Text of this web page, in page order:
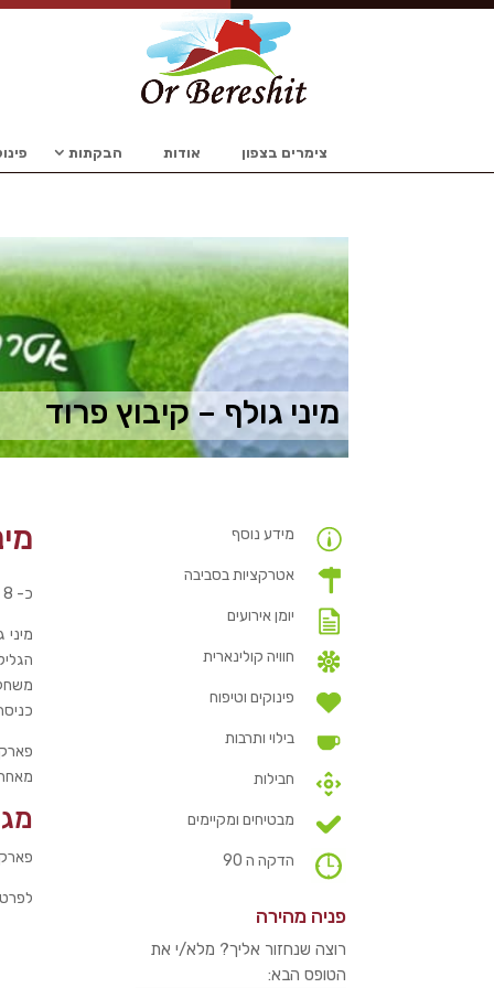
צימרים בצפון אודות הבקתות
מיני גולף – קיבוץ פרוד
כ- 8 דקות וכ- 3 ק"מ, ברכב מצימר אור בראשית באמירים בצפון תמצאו את מיני גולף פרוד.
מ
לפרטים:
מידע נוסף
אטרקציות בסביבה
יומן אירועים
חוויה קולינארית
פינוקים וטיפוח
בילוי ותרבות
חבילות
מבטיחים ומקיימים
הדקה ה 90
פניה מהירה
רוצה שנחזור אליך? מלא/י את
הטופס הבא: